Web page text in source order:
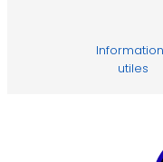
utiles